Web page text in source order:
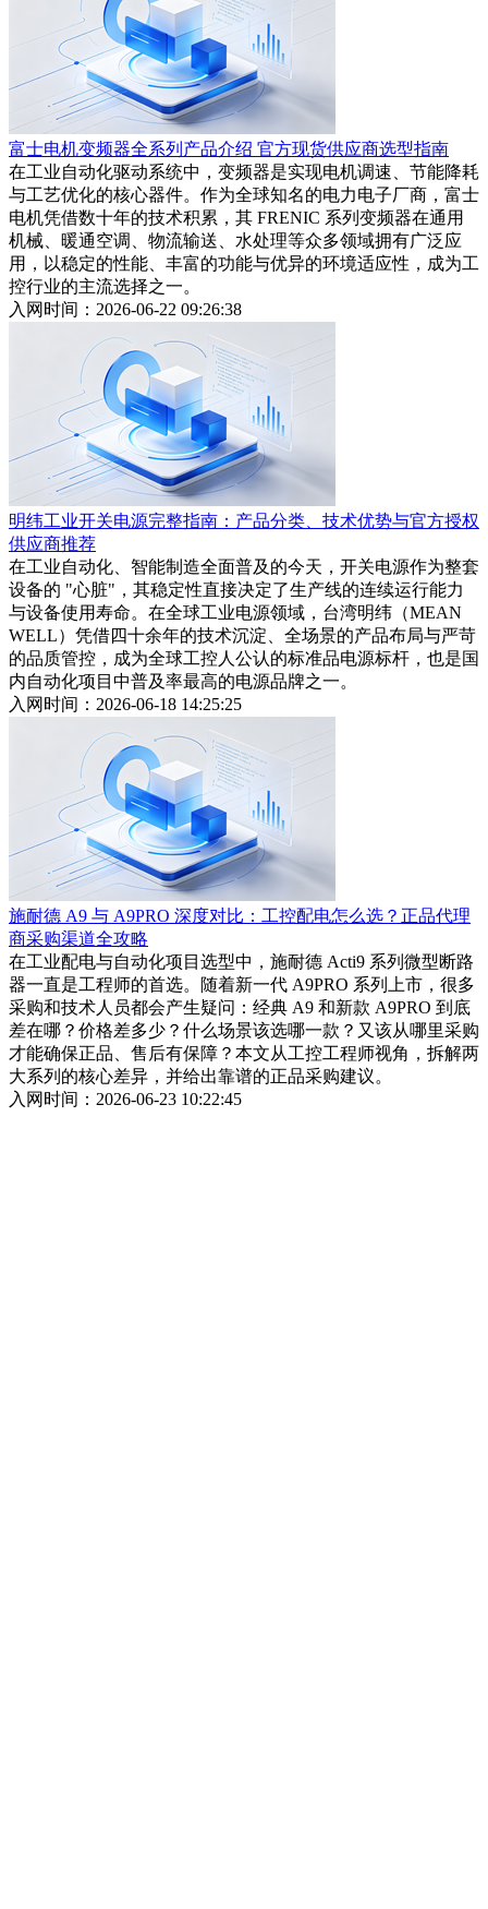
富士电机变频器全系列产品介绍 官方现货供应商选型指南
在工业自动化驱动系统中，变频器是实现电机调速、节能降耗
与工艺优化的核心器件。作为全球知名的电力电子厂商，富士
电机凭借数十年的技术积累，其 FRENIC 系列变频器在通用
机械、暖通空调、物流输送、水处理等众多领域拥有广泛应
用，以稳定的性能、丰富的功能与优异的环境适应性，成为工
控行业的主流选择之一。
入网时间：2026-06-22 09:26:38
明纬工业开关电源完整指南：产品分类、技术优势与官方授权
供应商推荐
在工业自动化、智能制造全面普及的今天，开关电源作为整套
设备的 "心脏"，其稳定性直接决定了生产线的连续运行能力
与设备使用寿命。在全球工业电源领域，台湾明纬（MEAN
WELL）凭借四十余年的技术沉淀、全场景的产品布局与严苛
的品质管控，成为全球工控人公认的标准品电源标杆，也是国
内自动化项目中普及率最高的电源品牌之一。
入网时间：2026-06-18 14:25:25
施耐德 A9 与 A9PRO 深度对比：工控配电怎么选？正品代理
商采购渠道全攻略
在工业配电与自动化项目选型中，施耐德 Acti9 系列微型断路
器一直是工程师的首选。随着新一代 A9PRO 系列上市，很多
采购和技术人员都会产生疑问：经典 A9 和新款 A9PRO 到底
差在哪？价格差多少？什么场景该选哪一款？又该从哪里采购
才能确保正品、售后有保障？本文从工控工程师视角，拆解两
大系列的核心差异，并给出靠谱的正品采购建议。
入网时间：2026-06-23 10:22:45